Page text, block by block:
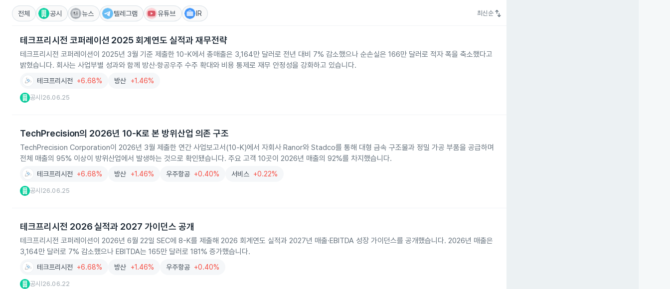
전체 공시 뉴스 텔레그램 유튜브 IR 최신순 swap_vert
테크프리시전 코퍼레이션 2025 회계연도 실적과 재무전략
테크프리시전 코퍼레이션이 2025년 3월 기준 제출한 10-K에서 총매출은 3,164만 달러로 전년 대비 7% 감소했으나 순손실은 166만 달러로 적자 폭을 축소했다고
밝혔습니다. 회사는 사업부별 성과와 함께 방산·항공우주 수주 확대와 비용 통제로 재무 안정성을 강화하고 있습니다.
테크프리시전 +6.68% 방산 +1.46%
공시 26.06.25
TechPrecision의 2026년 10-K로 본 방위산업 의존 구조
TechPrecision Corporation이 2026년 3월 제출한 연간 사업보고서(10-K)에서 자회사 Ranor와 Stadco를 통해 대형 금속 구조물과 정밀 가공 부품을 공급하며
전체 매출의 95% 이상이 방위산업에서 발생하는 것으로 확인됐습니다. 주요 고객 10곳이 2026년 매출의 92%를 차지했습니다.
테크프리시전 +6.68% 방산 +1.46% 우주항공 +0.40% 서비스 +0.22%
공시 26.06.25
테크프리시전 2026 실적과 2027 가이던스 공개
테크프리시전 코퍼레이션이 2026년 6월 22일 SEC에 8-K를 제출해 2026 회계연도 실적과 2027년 매출·EBITDA 성장 가이던스를 공개했습니다. 2026년 매출은
3,164만 달러로 7% 감소했으나 EBITDA는 165만 달러로 181% 증가했습니다.
테크프리시전 +6.68% 방산 +1.46% 우주항공 +0.40%
공시 26.06.22